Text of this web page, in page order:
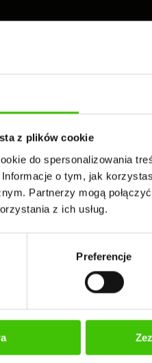
z plików cookie
do spersonalizowania
o tym, jak
Partnerzy mogą
z ich usług.
Preferencje
Proces